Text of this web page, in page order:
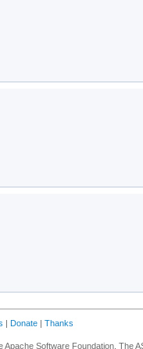
| Donate | Thanks
Software Foundation. The